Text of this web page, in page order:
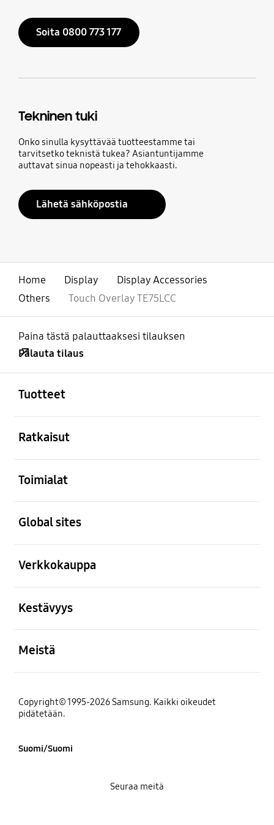
Soita 0800 773 177
Tekninen tuki
Onko sinulla kysyttävää tuotteestamme tai
tarvitsetko teknistä tukea? Asiantuntijamme
auttavat sinua nopeasti ja tehokkaasti.
Lähetä sähköpostia
Home Display
Display Accessories
Others
Touch Overlay TE75LCC
Paina tästä palauttaaksesi tilauksen
Palauta tilaus
Tuotteet
Ratkaisut
Toimialat
Global sites
Verkkokauppa
Kestävyys
Meistä
Copyright© 1995-2026 Samsung. Kaikki oikeudet
pidätetään.
Suomi/Suomi
Seuraa meitä